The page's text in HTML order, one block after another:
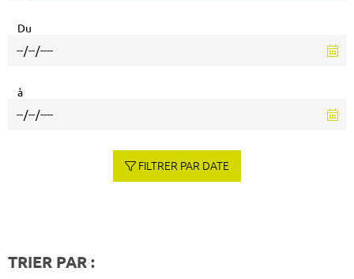
Du
à
FILTRER PAR DATE
TRIER PAR :